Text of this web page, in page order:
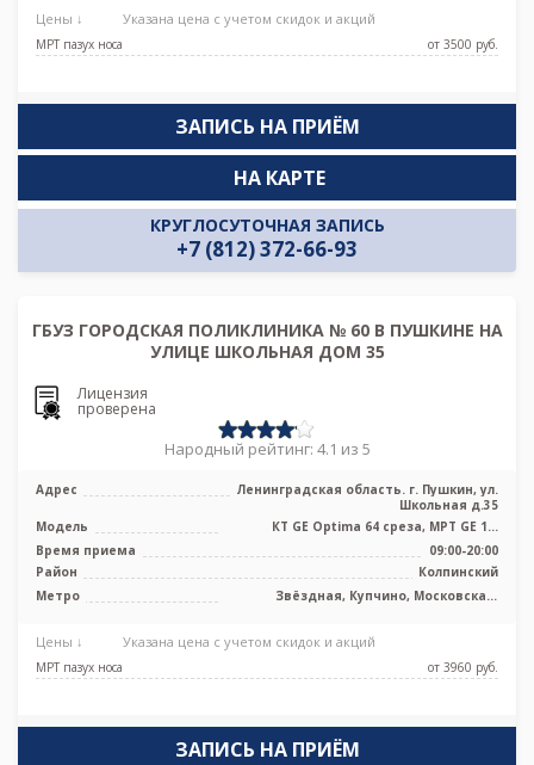
Цены ↓ Указана цена с учетом скидок и акций
МРТ пазух носа от 3500 pуб.
ЗАПИСЬ НА ПРИЁМ
КРУГЛОСУТОЧНАЯ ЗАПИСЬ
+7 (812) 372-66-93
НА КАРТЕ
ГБУЗ ГОРОДСКАЯ ПОЛИКЛИНИКА № 60 В ПУШКИНЕ НА
УЛИЦЕ ШКОЛЬНАЯ ДОМ 35
Лицензия
проверена
Народный рейтинг: 4.1 из 5
Адрес
Ленинградская область. г. Пушкин, ул.
Школьная д.35
Модель
КТ GE Optima 64 среза, МРТ GE 1,5
Тесла, УЗИ аппарат
Время приема
09:00-20:00
Район
Колпинский
Метро
Звёздная, Купчино, Московская,
Цены ↓ Указана цена с учетом скидок и акций
МРТ пазух носа от 3960 pуб.
ЗАПИСЬ НА ПРИЁМ